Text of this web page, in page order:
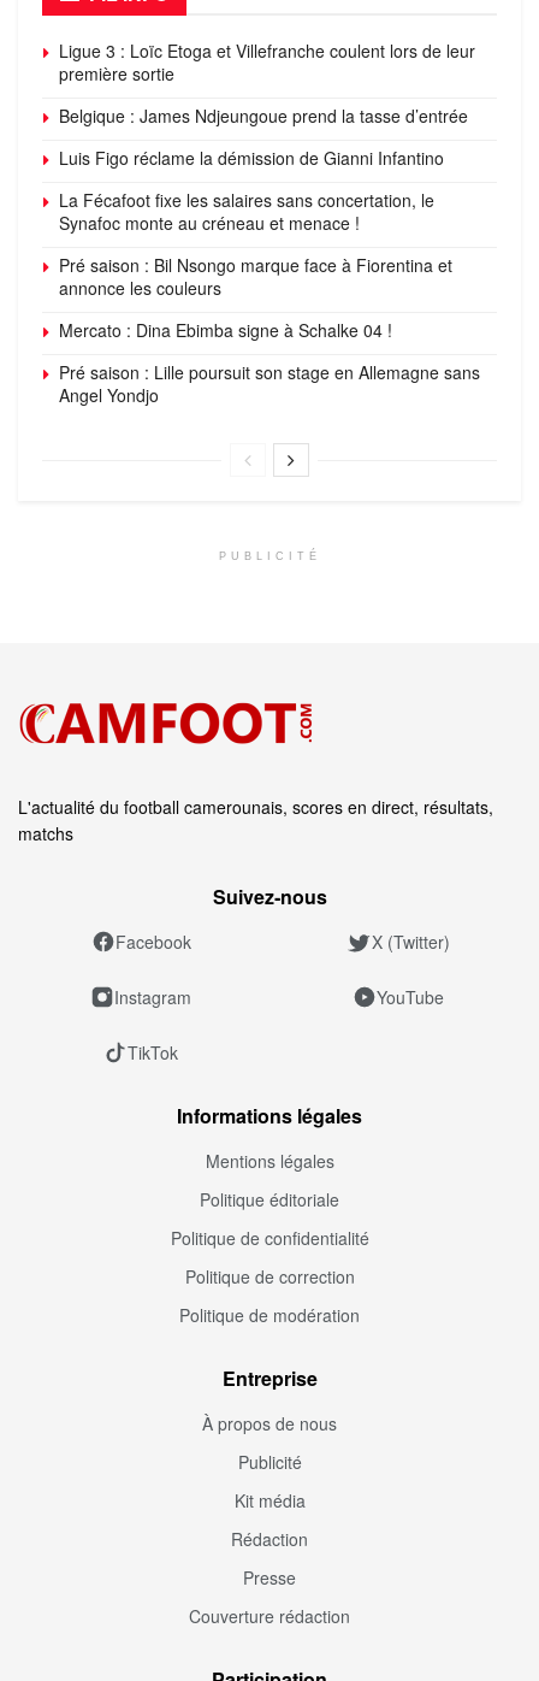
Ligue 3 : Loïc Etoga et Villefranche coulent lors de leur
première sortie
Belgique : James Ndjeungoue prend la tasse d’entrée
Luis Figo réclame la démission de Gianni Infantino
La Fécafoot fixe les salaires sans concertation, le
Synafoc monte au créneau et menace !
Pré saison : Bil Nsongo marque face à Fiorentina et
annonce les couleurs
Mercato : Dina Ebimba signe à Schalke 04 !
Pré saison : Lille poursuit son stage en Allemagne sans
Angel Yondjo
PUBLICITÉ
L'actualité du football camerounais, scores en direct, résultats,
matchs
Suivez‑nous
Facebook X (Twitter)
Instagram YouTube
TikTok
Informations légales
Mentions légales
Politique éditoriale
Politique de confidentialité
Politique de correction
Politique de modération
Entreprise
À propos de nous
Publicité
Kit média
Rédaction
Presse
Couverture rédaction